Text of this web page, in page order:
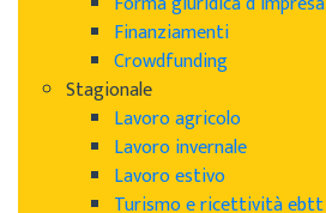
Finanziamenti
Crowdfunding
Stagionale
Lavoro agricolo
Lavoro invernale
Lavoro estivo
Turismo e ricettività ebtt